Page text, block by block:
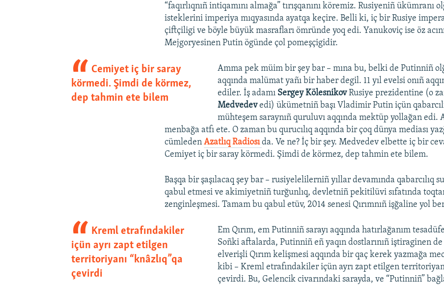
“faqırlıqnıñ intiqamını almağa” tırışqanını köremiz. Rusiyeniñ ükümranı
isteklerini imperiya mıqyasında ayatqa keçire. Belli ki, iç bir Rusiye
çiftçiligi ve böyle büyük masrafları ömründe yoq edi. Yanukoviç ise öz
Mejgoryesinen Putin ögünde çol pomeşçigidir.
Cemiyet iç bir saray
körmedi. Şimdi de körmez,
dep tahmin ete bilem
Amma pek müim bir şey bar – mına bu, belki de Putinniñ
aqqında malümat yañı bir haber degil. 11 yıl evelsi onıñ
ediler. İş adamıSergey KölesnikovRusiye prezidentine (o
Medvedevedi) ükümetniñ başı Vladimir Putin içün
mühteşem saraynıñ quruluvı aqqında mektüp yollağan edi.
menbağa atfı ete. O zaman bu qurucılıq aqqında bir çoq dünya mediası
cümledenAzatlıq Radiosıda. Ve ne? İç bir şey. Medvedev elbette iç bir
Cemiyet iç bir saray körmedi. Şimdi de körmez, dep tahmin ete bilem.
Başqa bir şaşılacaq şey bar – rusiyelelilerniñ yıllar devamında qabarcılıq
qabul etmesi ve akimiyetniñ turğunlıq, devletniñ pekitilüvi sıfatında
zenginleşmesi. Tamam bu qabul etüv, 2014 senesi Qırımnıñ işğaline yol
Kreml etrafındakiler
içün ayrı zapt etilgen
territoriyanı “knâzlıq”qa
çevirdi
Em Qırım, em Putinniñ sarayı aqqında hatırlağanım
Soñki aftalarda, Putinniñ eñ yaqın dostlarınıñ iştiraginen
elverişli Qırım kelişmesi aqqında bir qaç kerek yazmağa
kibi – Kreml etrafındakiler içün ayrı zapt etilgen
çevirdi. Bu, Gelencik civarındaki sarayda, ve “Putinniñ”